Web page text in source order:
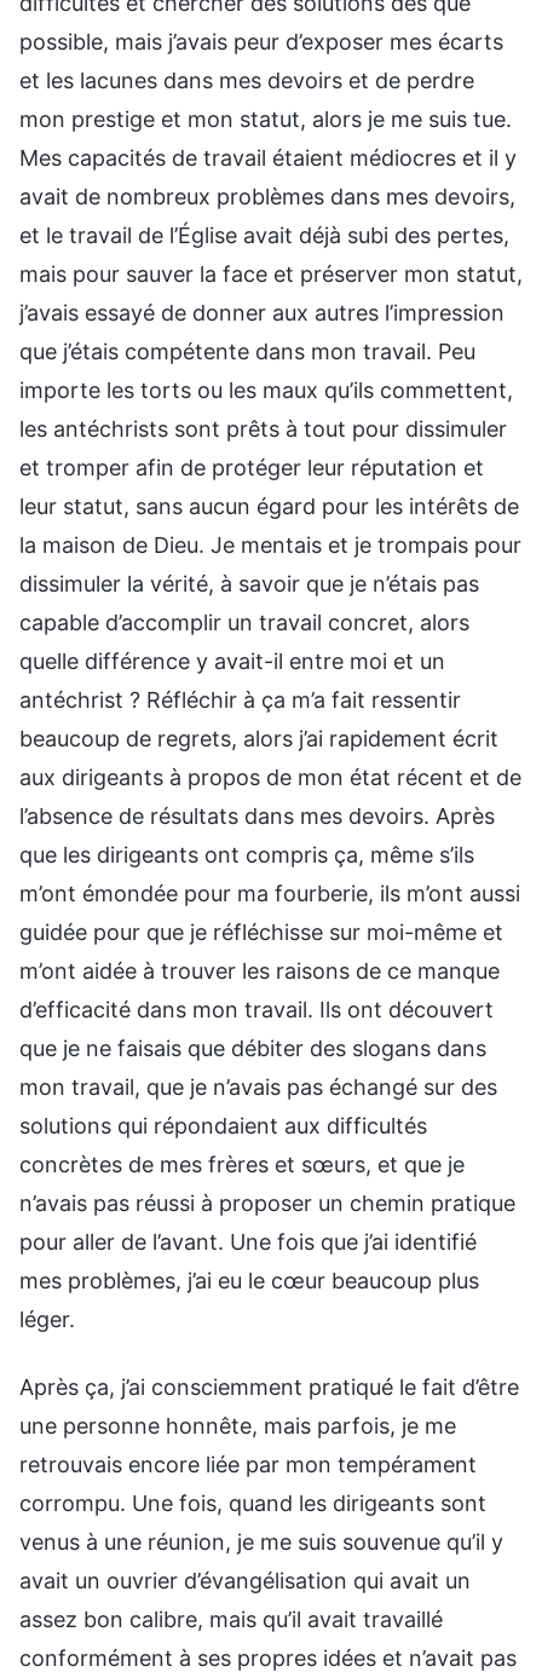
possible, mais j’avais peur d’exposer mes écarts
et les lacunes dans mes devoirs et de perdre
mon prestige et mon statut, alors je me suis tue.
Mes capacités de travail étaient médiocres et il y
avait de nombreux problèmes dans mes devoirs,
et le travail de l’Église avait déjà subi des pertes,
mais pour sauver la face et préserver mon statut,
j’avais essayé de donner aux autres l’impression
que j’étais compétente dans mon travail. Peu
importe les torts ou les maux qu’ils commettent,
les antéchrists sont prêts à tout pour dissimuler
et tromper afin de protéger leur réputation et
leur statut, sans aucun égard pour les intérêts de
la maison de Dieu. Je mentais et je trompais pour
dissimuler la vérité, à savoir que je n’étais pas
capable d’accomplir un travail concret, alors
quelle différence y avait-il entre moi et un
antéchrist ? Réfléchir à ça m’a fait ressentir
beaucoup de regrets, alors j’ai rapidement écrit
aux dirigeants à propos de mon état récent et de
l’absence de résultats dans mes devoirs. Après
que les dirigeants ont compris ça, même s’ils
m’ont émondée pour ma fourberie, ils m’ont aussi
guidée pour que je réfléchisse sur moi-même et
m’ont aidée à trouver les raisons de ce manque
d’efficacité dans mon travail. Ils ont découvert
que je ne faisais que débiter des slogans dans
mon travail, que je n’avais pas échangé sur des
solutions qui répondaient aux difficultés
concrètes de mes frères et sœurs, et que je
n’avais pas réussi à proposer un chemin pratique
pour aller de l’avant. Une fois que j’ai identifié
mes problèmes, j’ai eu le cœur beaucoup plus
léger.
Après ça, j’ai consciemment pratiqué le fait d’être
une personne honnête, mais parfois, je me
retrouvais encore liée par mon tempérament
corrompu. Une fois, quand les dirigeants sont
venus à une réunion, je me suis souvenue qu’il y
avait un ouvrier d’évangélisation qui avait un
assez bon calibre, mais qu’il avait travaillé
conformément à ses propres idées et n’avait pas